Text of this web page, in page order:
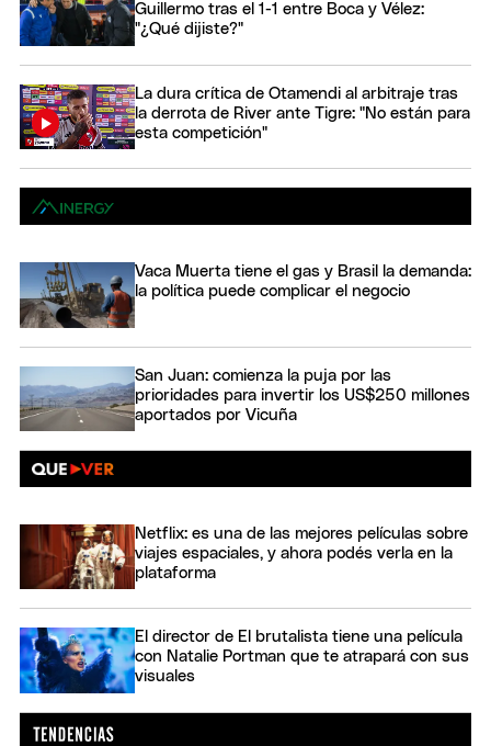
Guillermo tras el 1-1 entre Boca y Vélez:
"¿Qué dijiste?"
La dura crítica de Otamendi al arbitraje tras
la derrota de River ante Tigre: "No están para
esta competición"
Vaca Muerta tiene el gas y Brasil la demanda:
la política puede complicar el negocio
San Juan: comienza la puja por las
prioridades para invertir los US$250 millones
aportados por Vicuña
Netflix: es una de las mejores películas sobre
viajes espaciales, y ahora podés verla en la
plataforma
El director de El brutalista tiene una película
con Natalie Portman que te atrapará con sus
visuales